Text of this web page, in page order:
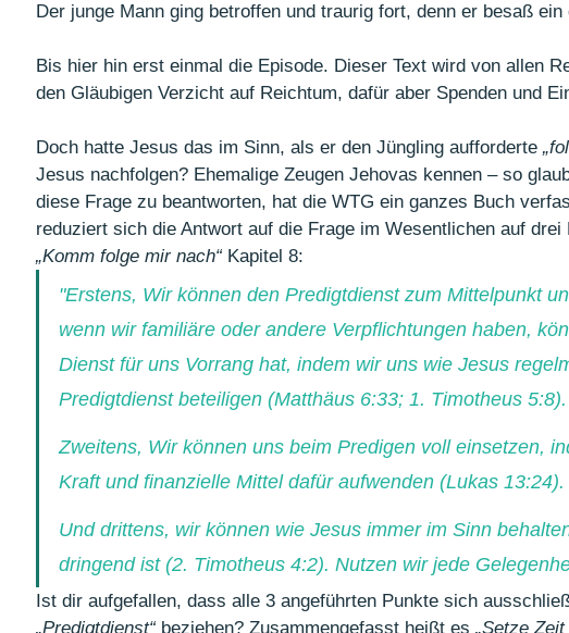
Der junge Mann ging betroffen und traurig fort, denn er besaß ein
Bis hier hin erst einmal die Episode. Dieser Text wird von allen
den Gläubigen Verzicht auf Reichtum, dafür aber Spenden und
Doch hatte Jesus das im Sinn, als er den Jüngling aufforderte
Jesus nachfolgen? Ehemalige Zeugen Jehovas kennen – so
diese Frage zu beantworten, hat die WTG ein ganzes Buch
reduziert sich die Antwort auf die Frage im Wesentlichen auf
„Komm folge mir nach“ Kapitel 8:
"Erstens, Wir können den Predigtdienst zum Mittelpunkt
wenn wir familiäre oder andere Verpflichtungen haben,
Dienst für uns Vorrang hat, indem wir uns wie Jesus
Predigtdienst beteiligen (Matthäus 6:33; 1. Timotheus 5:8).
Zweitens, Wir können uns beim Predigen voll einsetzen,
Kraft und finanzielle Mittel dafür aufwenden (Lukas 13:24).
Und drittens, wir können wie Jesus immer im Sinn
dringend ist (2. Timotheus 4:2). Nutzen wir jede
Ist dir aufgefallen, dass alle 3 angeführten Punkte sich
„Predigtdienst“ beziehen? Zusammengefasst heißt es „Setze